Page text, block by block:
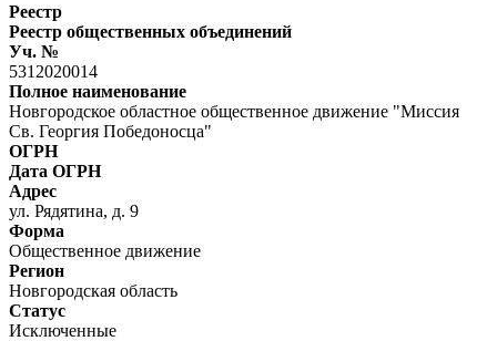
Реестр
Реестр общественных объединений
Уч. №
5312020014
Полное наименование
Новгородское областное общественное движение "Миссия
Св. Георгия Победоносца"
ОГРН
Дата ОГРН
Адрес
ул. Рядятина, д. 9
Форма
Общественное движение
Регион
Новгородская область
Статус
Исключенные